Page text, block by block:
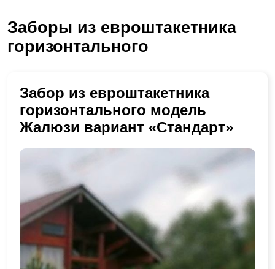
Заборы из евроштакетника
горизонтального
Забор из евроштакетника
горизонтального модель
Жалюзи вариант «Стандарт»